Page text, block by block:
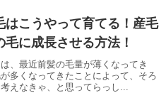
はこうやって育てる！産毛
毛に成長させる方法！
、最近前髪の毛量が薄くなってき
多くなってきたことによって、そろ
えなきゃ、と思ってらっし...